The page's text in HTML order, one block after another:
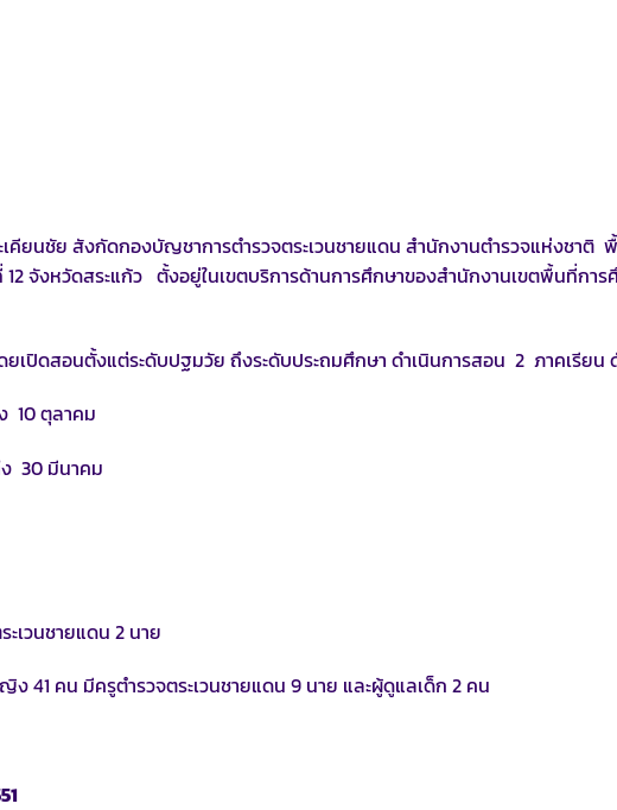
ยนชัย สังกัดกองบัญชาการตำรวจตระเวนชายแดน สำนักงานตำรวจแห่งชาติ
จังหวัดสระแก้ว ตั้งอยู่ในเขตบริการด้านการศึกษาของสำนักงานเขตพื้นที่การ
ปิดสอนตั้งแต่ระดับปฐมวัย ถึงระดับประถมศึกษา ดำเนินการสอน 2 ภาคเรียน
ตุลาคม
มีนาคม
วนชายแดน 2 นาย
คน มีครูตำรวจตระเวนชายแดน 9 นาย และผู้ดูแลเด็ก 2 คน